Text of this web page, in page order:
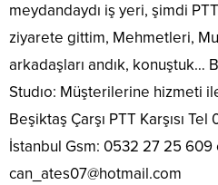
meydandaydı iş yeri, şimdi
ziyarete gittim, Mehmetleri,
arkadaşları andık, konuştuk…
Studıo: Müşterilerine hizmeti
Beşiktaş Çarşı PTT Karşısı
İstanbul Gsm: 0532 27 25 609
can_ates07@hotmail.com